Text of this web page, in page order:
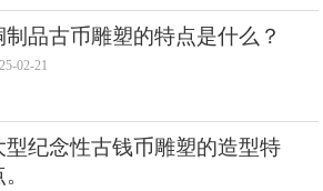
制品古币雕塑的特点是什么？
02-21
型纪念性古钱币雕塑的造型特